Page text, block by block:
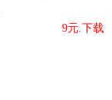
9元.下载